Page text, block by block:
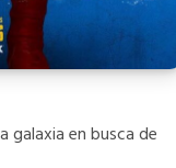
galaxia en busca de